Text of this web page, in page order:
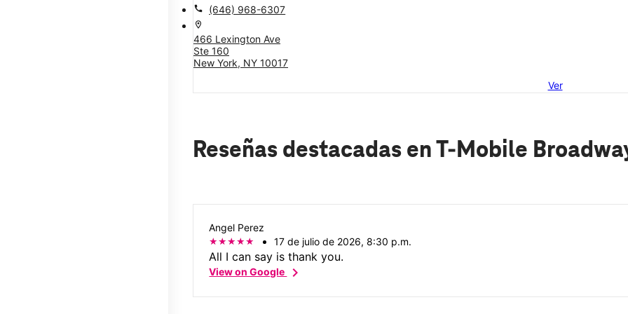
call (646) 968-6307
location_on
466 Lexington Ave
Ste 160
New York, NY 10017
Ver
Reseñas destacadas en T-Mobile
Angel Perez
17 de julio de 2026, 8:30 p.m.
All I can say is thank you.
View on Googlechevron_right